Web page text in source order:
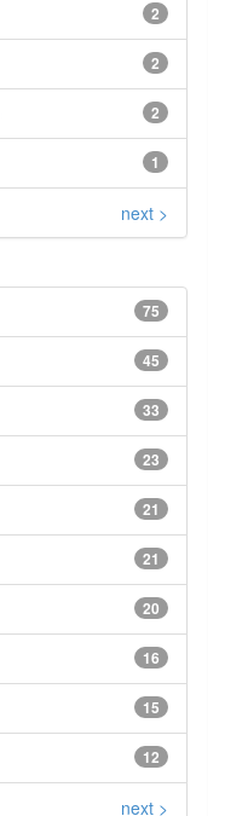
2
2
2
1
next >
75
45
33
23
21
21
20
16
15
12
next >